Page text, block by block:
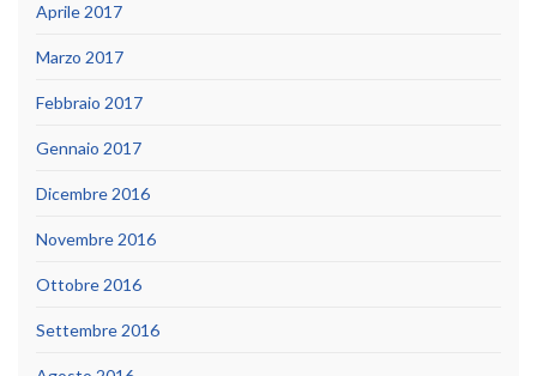
Aprile 2017
Marzo 2017
Febbraio 2017
Gennaio 2017
Dicembre 2016
Novembre 2016
Ottobre 2016
Settembre 2016